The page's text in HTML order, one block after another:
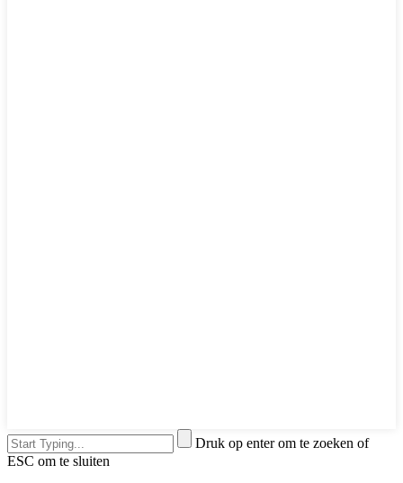
Druk op enter om te zoeken of
ESC om te sluiten